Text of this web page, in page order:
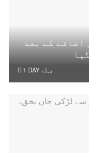
اضافے کے بعد
1 DAY پہلے